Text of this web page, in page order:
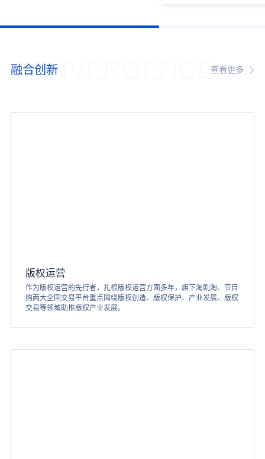
CONVERGENCE
融合创新 查看更多
版权运营
作为版权运营的先行者，扎根版权运营方面多年，旗下淘剧淘、节目
购两大全国交易平台重点围绕版权创造、版权保护、产业发展、版权
交易等领域助推版权产业发展。